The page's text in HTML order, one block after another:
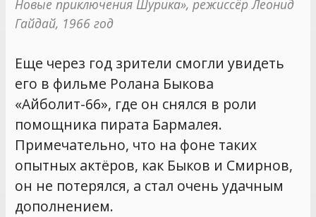
Новые приключения Шурика», режиссёр Леонид
Гайдай, 1966 год
Еще через год зрители смогли увидеть
его в фильме Ролана Быкова
«Айболит-66», где он снялся в роли
помощника пирата Бармалея.
Примечательно, что на фоне таких
опытных актёров, как Быков и Смирнов,
он не потерялся, а стал очень удачным
дополнением.